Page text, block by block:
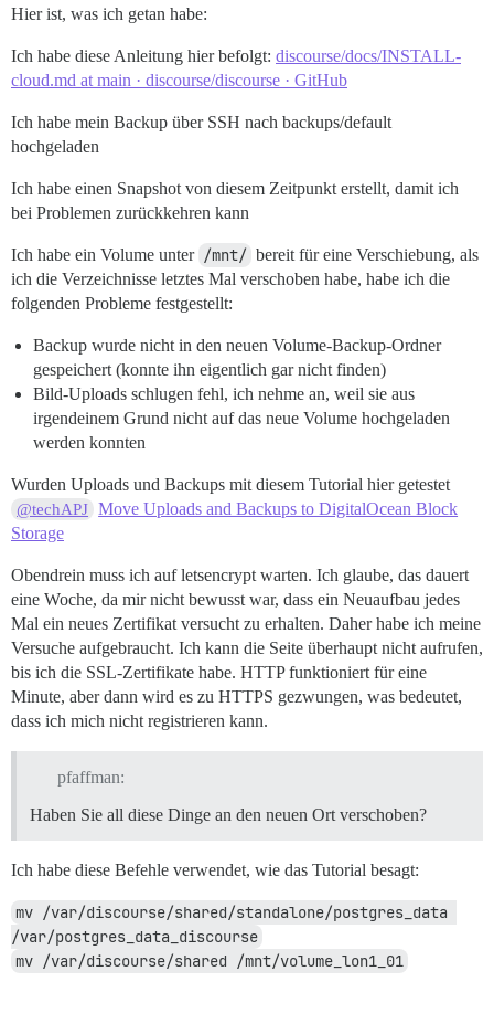
Hier ist, was ich getan habe:
Ich habe diese Anleitung hier befolgt: discourse/docs/INSTALL-
cloud.md at main · discourse/discourse · GitHub
Ich habe mein Backup über SSH nach backups/default
hochgeladen
Ich habe einen Snapshot von diesem Zeitpunkt erstellt, damit ich
bei Problemen zurückkehren kann
Ich habe ein Volume unter /mnt/ bereit für eine Verschiebung, als
ich die Verzeichnisse letztes Mal verschoben habe, habe ich die
folgenden Probleme festgestellt:
Backup wurde nicht in den neuen Volume-Backup-Ordner
gespeichert (konnte ihn eigentlich gar nicht finden)
Bild-Uploads schlugen fehl, ich nehme an, weil sie aus
irgendeinem Grund nicht auf das neue Volume hochgeladen
werden konnten
Wurden Uploads und Backups mit diesem Tutorial hier getestet
@techAPJ Move Uploads and Backups to DigitalOcean Block
Storage
Obendrein muss ich auf letsencrypt warten. Ich glaube, das dauert
eine Woche, da mir nicht bewusst war, dass ein Neuaufbau jedes
Mal ein neues Zertifikat versucht zu erhalten. Daher habe ich meine
Versuche aufgebraucht. Ich kann die Seite überhaupt nicht aufrufen,
bis ich die SSL-Zertifikate habe. HTTP funktioniert für eine
Minute, aber dann wird es zu HTTPS gezwungen, was bedeutet,
dass ich mich nicht registrieren kann.
pfaffman:
Haben Sie all diese Dinge an den neuen Ort verschoben?
Ich habe diese Befehle verwendet, wie das Tutorial besagt:
mv /var/discourse/shared/standalone/postgres_data
/var/postgres_data_discourse
mv /var/discourse/shared /mnt/volume_lon1_01